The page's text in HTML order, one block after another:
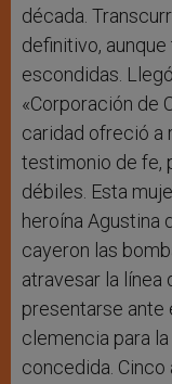
década.
definitivo,
escondidas.
«Corporación de
caridad ofreció a
testimonio de fe,
débiles. Esta
heroína Agustina
cayeron las
atravesar la línea
presentarse ante
clemencia para
concedida.